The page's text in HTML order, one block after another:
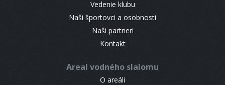
Vedenie klubu
Naši športovci a osobnosti
Naši partneri
Kontakt
Areal vodného slalomu
O areáli